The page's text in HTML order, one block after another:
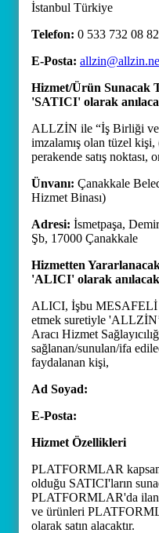
İstanbul Türkiye
Telefon: 0 533 732 08 82
E-Posta:
Hizmet/Ürün Sunacak
'SATICI' olarak
ALLZİN ile “İş Birliği ve
imzalamış olan tüzel
perakende satış noktası,
Ünvanı: Çanakkale
Hizmet Binası)
Adresi: İsmetpaşa,
Şb, 17000 Çanakkale
Hizmetten
'ALICI' olarak
ALICI, İşbu MESAFELİ
etmek suretiyle
Aracı Hizmet
sağlanan/sunulan/ifa
faydalanan kişi,
Ad Soyad:
E-Posta:
Hizmet Özellikleri
PLATFORMLAR
olduğu SATICI'ların
PLATFORMLAR'da
ve ürünleri
olarak satın alacaktır.